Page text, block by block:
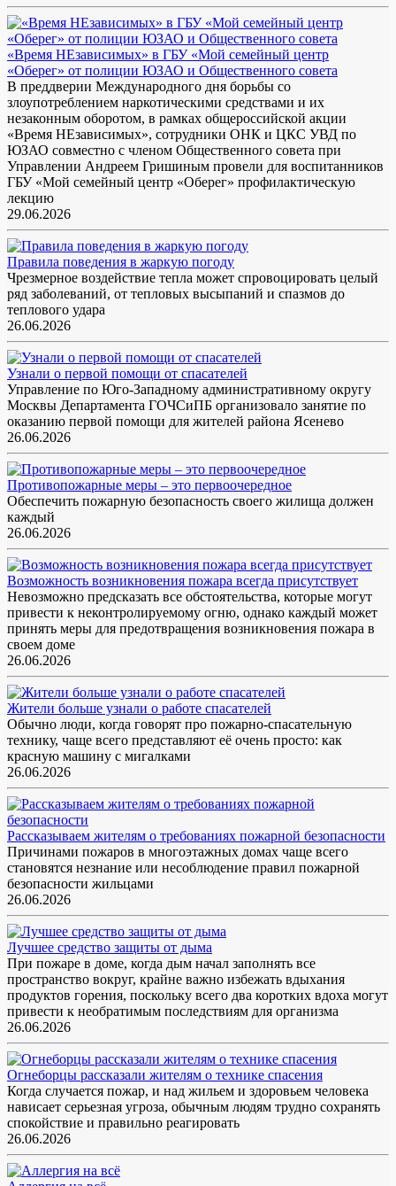
«Время НЕзависимых» в ГБУ «Мой семейный центр
«Оберег» от полиции ЮЗАО и Общественного совета
В преддверии Международного дня борьбы со
злоупотреблением наркотическими средствами и их
незаконным оборотом, в рамках общероссийской акции
«Время НЕзависимых», сотрудники ОНК и ЦКС УВД по
ЮЗАО совместно с членом Общественного совета при
Управлении Андреем Гришиным провели для воспитанников
ГБУ «Мой семейный центр «Оберег» профилактическую
лекцию
29.06.2026
Правила поведения в жаркую погоду
Чрезмерное воздействие тепла может спровоцировать целый
ряд заболеваний, от тепловых высыпаний и спазмов до
теплового удара
26.06.2026
Узнали о первой помощи от спасателей
Управление по Юго-Западному административному округу
Москвы Департамента ГОЧСиПБ организовало занятие по
оказанию первой помощи для жителей района Ясенево
26.06.2026
Противопожарные меры – это первоочередное
Обеспечить пожарную безопасность своего жилища должен
каждый
26.06.2026
Возможность возникновения пожара всегда присутствует
Невозможно предсказать все обстоятельства, которые могут
привести к неконтролируемому огню, однако каждый может
принять меры для предотвращения возникновения пожара в
своем доме
26.06.2026
Жители больше узнали о работе спасателей
Обычно люди, когда говорят про пожарно-спасательную
технику, чаще всего представляют её очень просто: как
красную машину с мигалками
26.06.2026
Рассказываем жителям о требованиях пожарной безопасности
Причинами пожаров в многоэтажных домах чаще всего
становятся незнание или несоблюдение правил пожарной
безопасности жильцами
26.06.2026
Лучшее средство защиты от дыма
При пожаре в доме, когда дым начал заполнять все
пространство вокруг, крайне важно избежать вдыхания
продуктов горения, поскольку всего два коротких вдоха могут
привести к необратимым последствиям для организма
26.06.2026
Огнеборцы рассказали жителям о технике спасения
Когда случается пожар, и над жильем и здоровьем человека
нависает серьезная угроза, обычным людям трудно сохранять
спокойствие и правильно реагировать
26.06.2026